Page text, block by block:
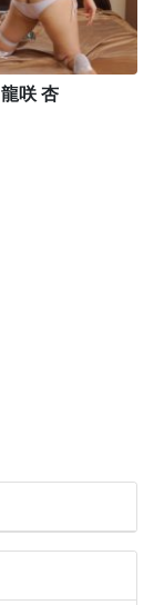
龍咲 杏